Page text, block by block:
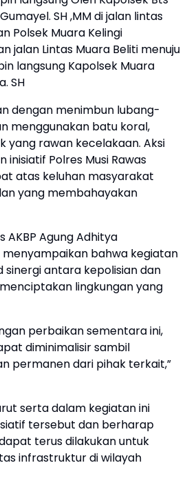
SH ,MM di jalan lintas
Polsek Muara Kelingi
jalan Lintas Muara Beliti menuju
langsung Kapolsek Muara
SH
dengan menimbun lubang-
menggunakan batu koral,
rawan kecelakaan. Aksi
Polres Musi Rawas
atas keluhan masyarakat
yang membahayakan
AKBP Agung Adhitya
menyampaikan bahwa kegiatan
sinergi antara kepolisian dan
lingkungan yang
perbaikan sementara ini,
diminimalisir sambil
permanen dari pihak terkait,”
serta dalam kegiatan ini
tersebut dan berharap
terus dilakukan untuk
infrastruktur di wilayah